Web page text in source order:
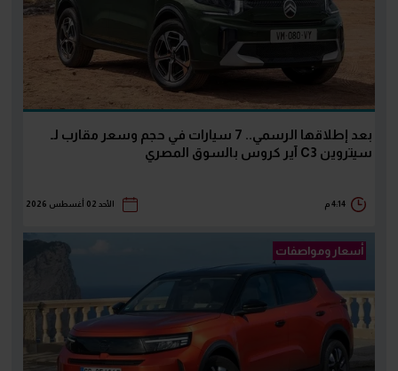
بعد إطلاقها الرسمي.. 7 سيارات في حجم وسعر مقارب لـ
سيتروين C3 آير كروس بالسوق المصري
4:14 م الأحد 02 أغسطس 2026
أسعار ومواصفات